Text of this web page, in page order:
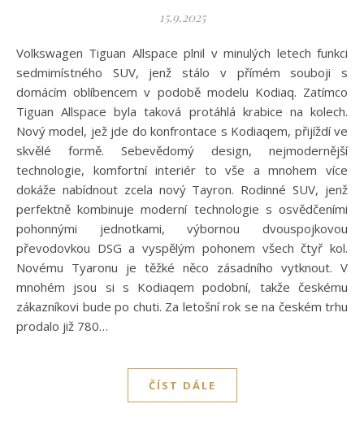
15.9.2025
Volkswagen Tiguan Allspace plnil v minulých letech funkci
sedmimístného SUV, jenž stálo v přímém souboji s
domácím oblíbencem v podobě modelu Kodiaq. Zatímco
Tiguan Allspace byla taková protáhlá krabice na kolech.
Nový model, jež jde do konfrontace s Kodiaqem, přijíždí ve
skvělé formě. Sebevědomý design, nejmodernější
technologie, komfortní interiér to vše a mnohem více
dokáže nabídnout zcela nový Tayron. Rodinné SUV, jenž
perfektně kombinuje moderní technologie s osvědčeními
pohonnými jednotkami, výbornou dvouspojkovou
převodovkou DSG a vyspělým pohonem všech čtyř kol.
Novému Tyaronu je těžké něco zásadního vytknout. V
mnohém jsou si s Kodiaqem podobní, takže českému
zákazníkovi bude po chuti. Za letošní rok se na českém trhu
prodalo již 780…
ČÍST DÁLE